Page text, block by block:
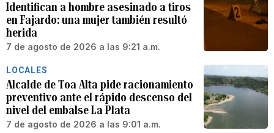
Identifican a hombre asesinado a tiros
en Fajardo: una mujer también resultó
herida
7 de agosto de 2026 a las 9:21 a.m.
LOCALES
Alcalde de Toa Alta pide racionamiento
preventivo ante el rápido descenso del
nivel del embalse La Plata
7 de agosto de 2026 a las 9:01 a.m.